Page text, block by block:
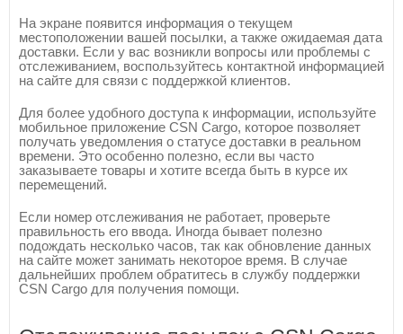
На экране появится информация о текущем
местоположении вашей посылки, а также ожидаемая дата
доставки. Если у вас возникли вопросы или проблемы с
отслеживанием, воспользуйтесь контактной информацией
на сайте для связи с поддержкой клиентов.
Для более удобного доступа к информации, используйте
мобильное приложение CSN Cargo, которое позволяет
получать уведомления о статусе доставки в реальном
времени. Это особенно полезно, если вы часто
заказываете товары и хотите всегда быть в курсе их
перемещений.
Если номер отслеживания не работает, проверьте
правильность его ввода. Иногда бывает полезно
подождать несколько часов, так как обновление данных
на сайте может занимать некоторое время. В случае
дальнейших проблем обратитесь в службу поддержки
CSN Cargo для получения помощи.